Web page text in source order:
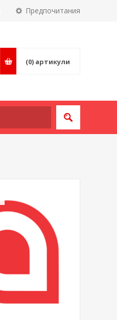
Предпочитания
(0) артикули